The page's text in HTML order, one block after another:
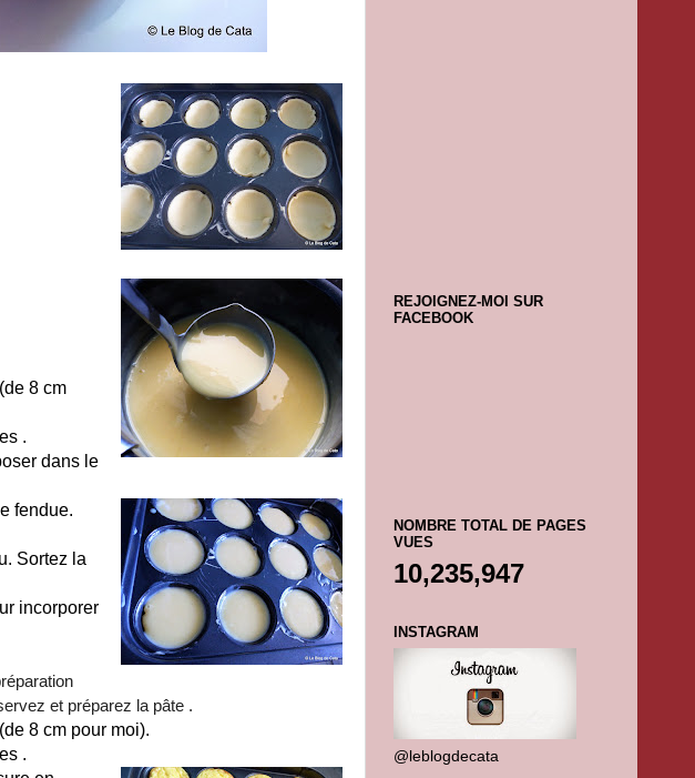
8 cm
.
dans le
fendue.
Sortez la
incorporer
et préparez la pâte .
8 cm pour moi).
.
REJOIGNEZ-MOI SUR
FACEBOOK
NOMBRE TOTAL DE PAGES
VUES
10,235,947
INSTAGRAM
@leblogdecata